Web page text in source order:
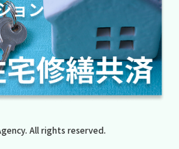
All rights reserved.